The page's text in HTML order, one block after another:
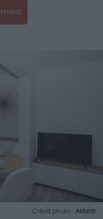
Crédit photo : Airbnb